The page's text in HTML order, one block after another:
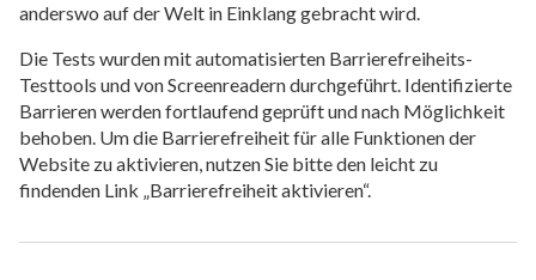
anderswo auf der Welt in Einklang gebracht wird.
Die Tests wurden mit automatisierten Barrierefreiheits-
Testtools und von Screenreadern durchgeführt. Identifizierte
Barrieren werden fortlaufend geprüft und nach Möglichkeit
behoben. Um die Barrierefreiheit für alle Funktionen der
Website zu aktivieren, nutzen Sie bitte den leicht zu
findenden Link „Barrierefreiheit aktivieren“.